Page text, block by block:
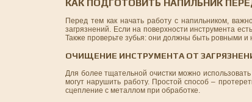
КАК ПОДГОТОВИТЬ НАПИЛЬНИК
Перед тем как начать работу с напильником,
загрязнений. Если на поверхности инструмента
Также проверьте зубья: они должны быть ровными и
ОЧИЩЕНИЕ ИНСТРУМЕНТА ОТ
Для более тщательной очистки можно
могут нарушить работу. Простой способ –
сцепление с металлом при обработке.